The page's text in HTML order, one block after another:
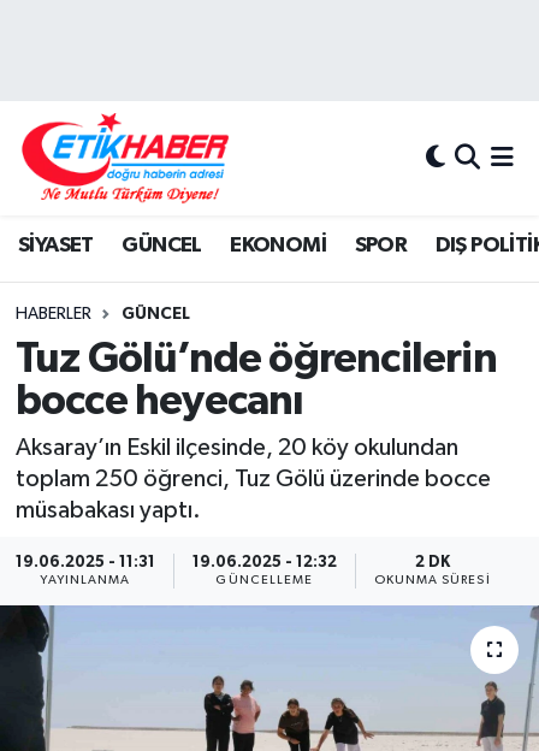
SİYASET GÜNCEL EKONOMİ SPOR DIŞ
HABERLER GÜNCEL
Tuz Gölü’nde öğrencilerin
bocce heyecanı
Aksaray’ın Eskil ilçesinde, 20 köy okulundan
toplam 250 öğrenci, Tuz Gölü üzerinde bocce
müsabakası yaptı.
19.06.2025 - 11:31
YAYINLANMA
19.06.2025 - 12:32
GÜNCELLEME
2 DK
OKUNMA SÜRESI
DIŞ POLİTİKA
KÖŞE YAZILARI
KÜLTÜR-SANAT-MAGAZİN
MEDYA
ÖZEL HABER
Hava Durumu
Tüm Manşetler
Son Dakika Haberleri
Haber Arşivi